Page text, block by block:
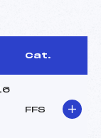
Cat.
FFS